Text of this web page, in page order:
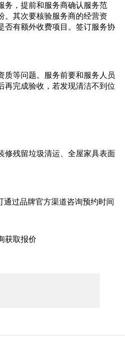
务，提前和服务商确认服务范
。其次要核验服务商的经营资
否有额外收费项目。签订服务协
质等问题。服务前要和服务人员
再完成验收，若发现清洁不到位
修残留垃圾清运、全屋家具表面
过品牌官方渠道咨询预约时间
获取报价